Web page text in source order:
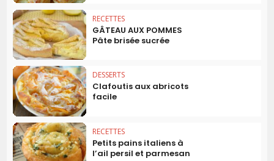
RECETTES
GÂTEAU AUX POMMES
Pâte brisée sucrée
DESSERTS
Clafoutis aux abricots
facile
RECETTES
Petits pains italiens à
l’ail persil et parmesan